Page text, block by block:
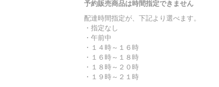
予約販売商品は時間指定できません
配達時間指定が、下記より選べます。
・指定なし
・午前中
・１４時～１６時
・１６時～１８時
・１８時～２０時
・１９時～２１時